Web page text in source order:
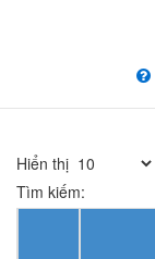
Hiển thị
Tìm kiếm: